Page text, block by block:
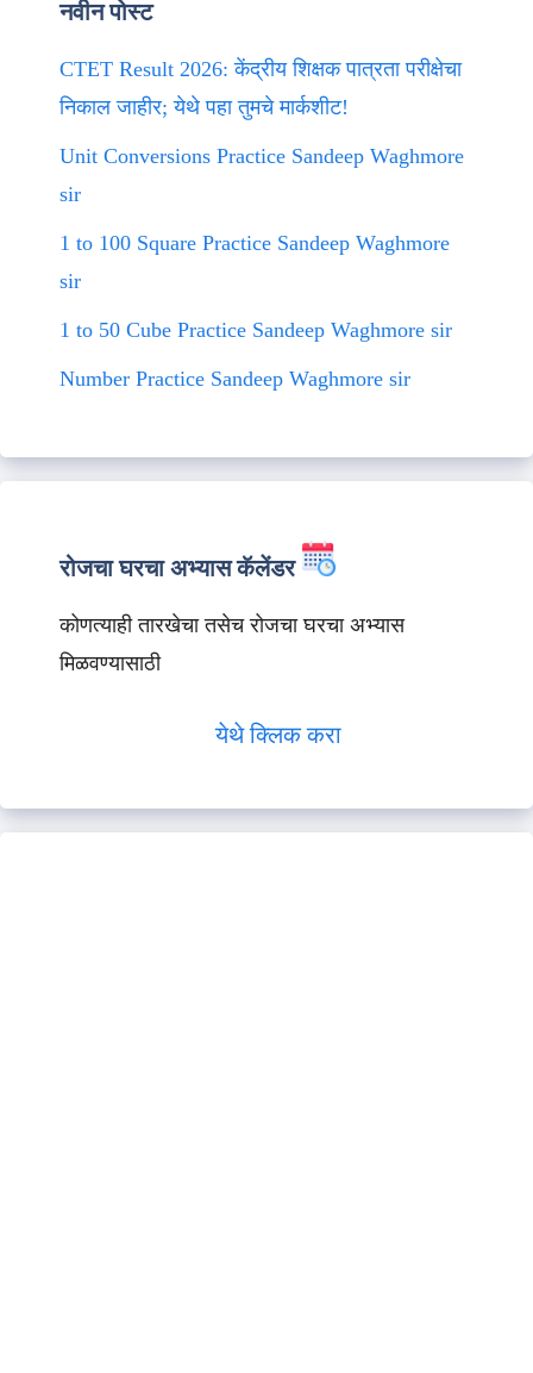
नवीन पोस्ट
CTET Result 2026: केंद्रीय शिक्षक पात्रता परीक्षेचा
निकाल जाहीर; येथे पहा तुमचे मार्कशीट!
Unit Conversions Practice Sandeep Waghmore
sir
1 to 100 Square Practice Sandeep Waghmore
sir
1 to 50 Cube Practice Sandeep Waghmore sir
Number Practice Sandeep Waghmore sir
रोजचा घरचा अभ्यास कॅलेंडर
कोणत्याही तारखेचा तसेच रोजचा घरचा अभ्यास
मिळवण्यासाठी
येथे क्लिक करा